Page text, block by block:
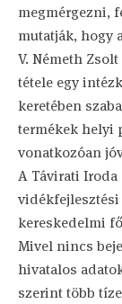
megmérgezni,
mutatják, hogy
V. Németh
tétele egy
keretében
termékek helyi
vonatkozóan
A Távirati Iroda
vidékfejlesztési
kereskedelmi
Mivel nincs
hivatalos
szerint több